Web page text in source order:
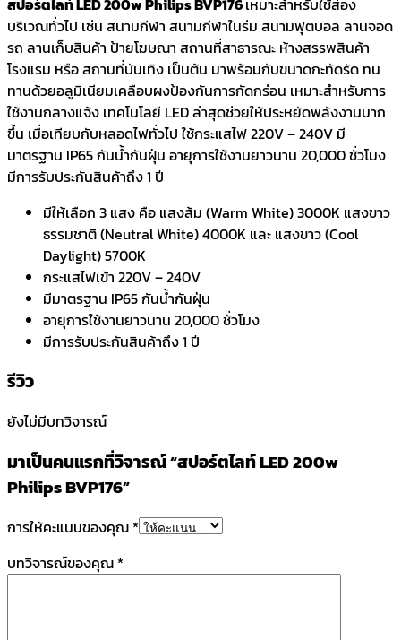
บริเวณทั่วไป เช่น สนามกีฬา สนามกีฬาในร่ม สนามฟุตบอล ลานจอด
รถ ลานเก็บสินค้า ป้ายโฆษณา สถานที่สาธารณะ ห้างสรรพสินค้า
โรงแรม หรือ สถานที่บันเทิง เป็นต้น มาพร้อมกับขนาดกะทัดรัด ทน
ทานด้วยอลูมิเนียมเคลือบผงป้องกันการกัดกร่อน เหมาะสำหรับการ
ใช้งานกลางแจ้ง เทคโนโลยี LED ล่าสุดช่วยให้ประหยัดพลังงานมาก
ขึ้น เมื่อเทียบกับหลอดไฟทั่วไป ใช้กระแสไฟ 220V – 240V มี
มาตรฐาน IP65 กันน้ำกันฝุ่น อายุการใช้งานยาวนาน 20,000 ชั่วโมง
มีการรับประกันสินค้าถึง 1 ปี
มีให้เลือก 3 แสง คือ แสงส้ม (Warm White) 3000K แสงขาว
ธรรมชาติ (Neutral White) 4000K และ แสงขาว (Cool
Daylight) 5700K
กระแสไฟเข้า 220V – 240V
มีมาตรฐาน IP65 กันน้ำกันฝุ่น
อายุการใช้งานยาวนาน 20,000 ชั่วโมง
มีการรับประกันสินค้าถึง 1 ปี
รีวิว
ยังไม่มีบทวิจารณ์
มาเป็นคนแรกที่วิจารณ์ “สปอร์ตไลท์ LED 200w
Philips BVP176”
การให้คะแนนของคุณ *
บทวิจารณ์ของคุณ *